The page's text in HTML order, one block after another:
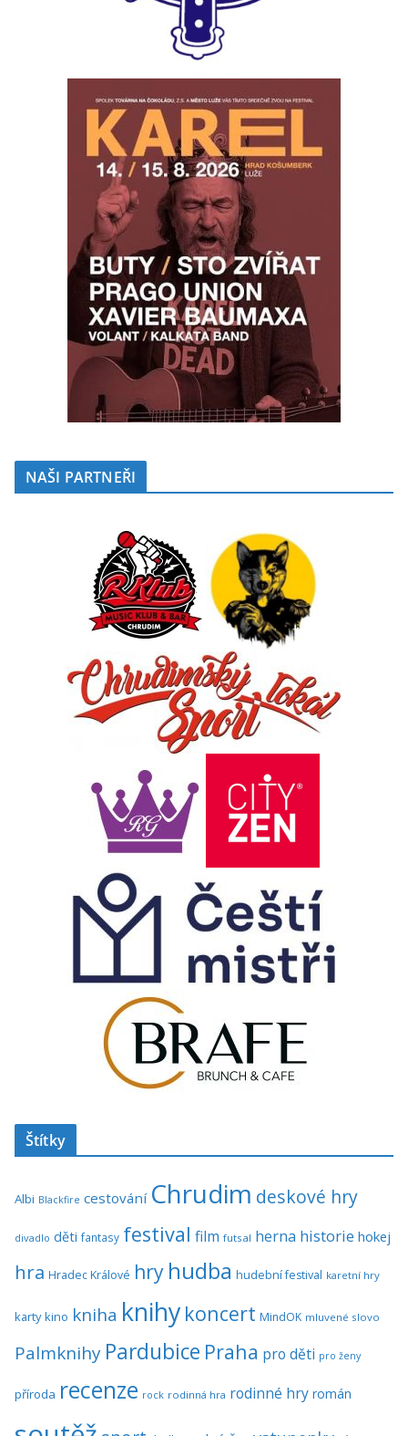
NAŠI PARTNEŘI
Štítky
Albi Blackfire cestování Chrudim deskové hry
divadlo děti fantasy festival film futsal herna historie hokej
hra Hradec Králové hry hudba hudební festival karetní hry
karty kino kniha knihy koncert MindOK mluvené slovo
Palmknihy Pardubice Praha pro děti pro ženy
příroda recenze rock rodinná hra rodinné hry román